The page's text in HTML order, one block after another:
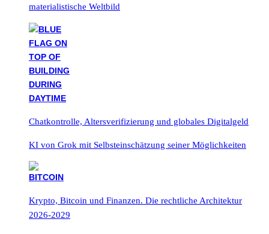
materialistische Weltbild
Chatkontrolle, Altersverifizierung und globales Digitalgeld
KI von Grok mit Selbsteinschätzung seiner Möglichkeiten
Krypto, Bitcoin und Finanzen. Die rechtliche Architektur
2026-2029